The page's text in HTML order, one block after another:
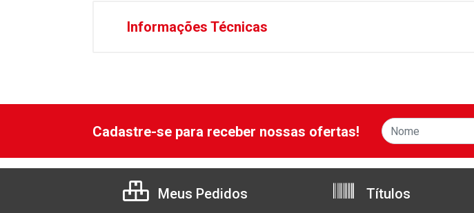
Informações Técnicas
Cadastre-se para receber nossas ofertas!
Meus Pedidos Títulos